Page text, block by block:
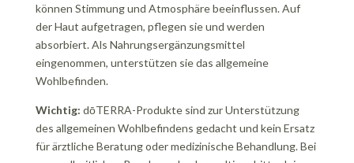
können Stimmung und Atmosphäre beeinflussen. Auf
der Haut aufgetragen, pflegen sie und werden
absorbiert. Als Nahrungsergänzungsmittel
eingenommen, unterstützen sie das allgemeine
Wohlbefinden.
Wichtig: dōTERRA-Produkte sind zur Unterstützung
des allgemeinen Wohlbefindens gedacht und kein Ersatz
für ärztliche Beratung oder medizinische Behandlung. Bei